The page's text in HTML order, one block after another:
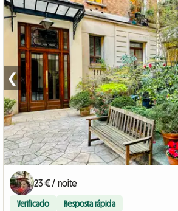
❮
23 € / noite
Verificado Resposta rápida